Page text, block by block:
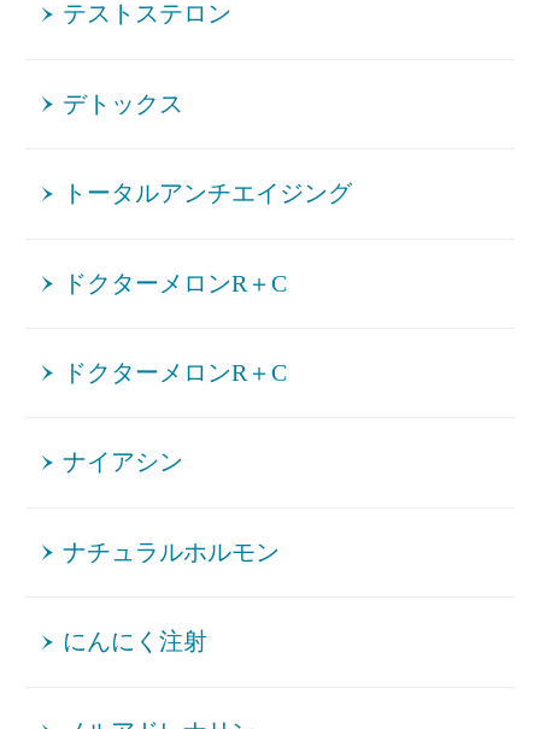
テストステロン
デトックス
トータルアンチエイジング
ドクターメロンR＋C
ドクターメロンR＋C
ナイアシン
ナチュラルホルモン
にんにく注射